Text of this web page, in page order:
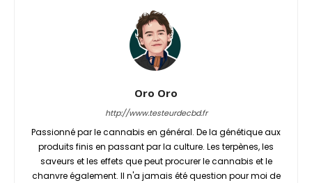
Oro Oro
http://www.testeurdecbd.fr
Passionné par le cannabis en général. De la génétique aux
produits finis en passant par la culture. Les terpènes, les
saveurs et les effets que peut procurer le cannabis et le
chanvre également. Il n'a jamais été question pour moi de